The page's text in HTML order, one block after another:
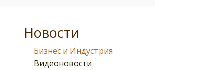
Новости
Бизнес и Индустрия
Видеоновости